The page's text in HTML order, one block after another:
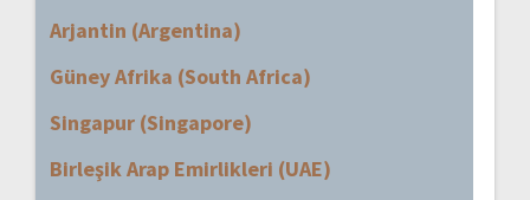
Arjantin (Argentina)
Güney Afrika (South Africa)
Singapur (Singapore)
Birleşik Arap Emirlikleri (UAE)